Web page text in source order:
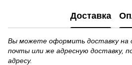
Доставка
Вы можете оформить доставку на
почты или же адресную доставку,
адресу.